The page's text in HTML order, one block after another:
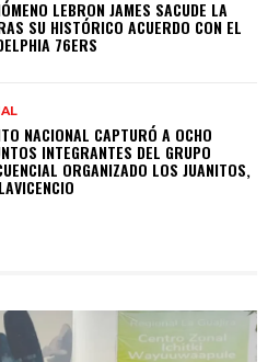
LEBRON JAMES SACUDE LA
SU HISTÓRICO ACUERDO CON EL
76ERS
NACIONAL CAPTURÓ A OCHO
INTEGRANTES DEL GRUPO
ORGANIZADO LOS JUANITOS,